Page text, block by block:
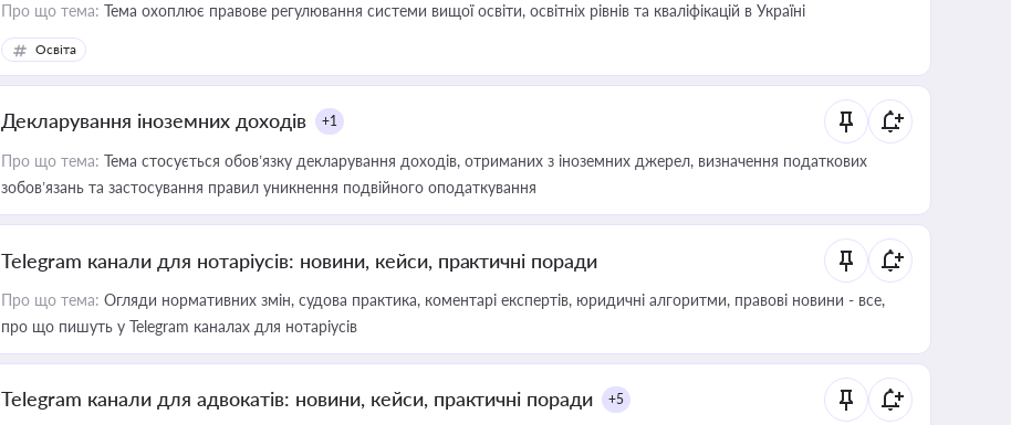
Про що тема: Тема охоплює правове регулювання системи вищої освіти, освітніх рівнів та кваліфікацій в Україні
Освіта
Декларування іноземних доходів +1
Про що тема: Тема стосується обов’язку декларування доходів, отриманих з іноземних джерел, визначення податкових
зобов’язань та застосування правил уникнення подвійного оподаткування
Telegram канали для нотаріусів: новини, кейси, практичні поради
Про що тема: Огляди нормативних змін, судова практика, коментарі експертів, юридичні алгоритми, правові новини - все,
про що пишуть у Telegram каналах для нотаріусів
Telegram канали для адвокатів: новини, кейси, практичні поради +5